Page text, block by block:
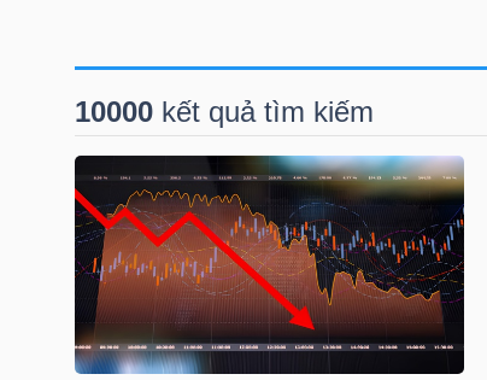
10000 kết quả tìm kiếm
KHOÁN
DOANH
NGHIỆP
ĐỘNG